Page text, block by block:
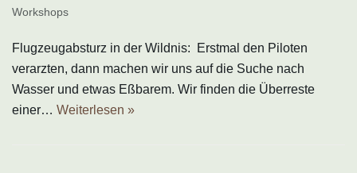
Workshops
Flugzeugabsturz in der Wildnis: Erstmal den Piloten
verarzten, dann machen wir uns auf die Suche nach
Wasser und etwas Eßbarem. Wir finden die Überreste
einer… Weiterlesen »